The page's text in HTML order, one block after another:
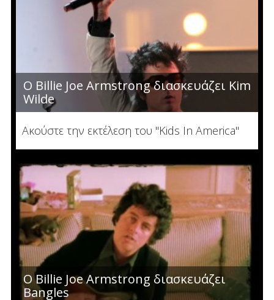
Ο Billie Joe Armstrong διασκευάζει Kim
Wilde
Ακούστε την εκτέλεση του "Kids Ιn America"
Ο Billie Joe Armstrong διασκευάζει
Bangles